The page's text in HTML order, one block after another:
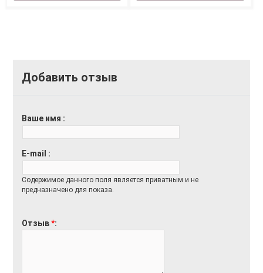
Добавить отзыв
Ваше имя
E-mail
Содержимое данного поля является приватным и не
предназначено для показа.
Отзыв*